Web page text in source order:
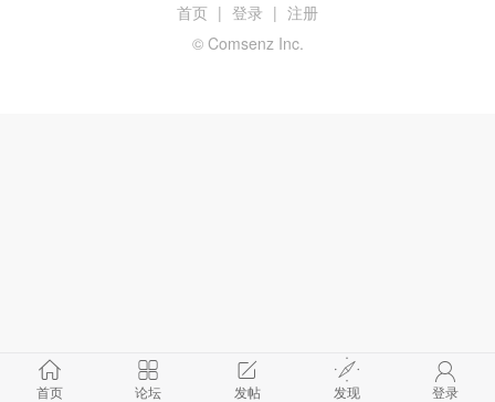
首页 论坛 发帖 发现 登录
首页 | 登录 | 注册
© Comsenz Inc.